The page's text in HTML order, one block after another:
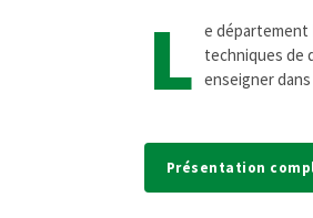
L e département
techniques de
enseigner
Présentation